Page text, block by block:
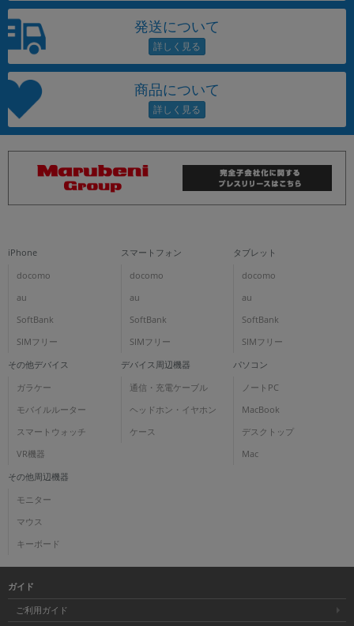
発送について
商品について
iPhone
docomo
au
SoftBank
SIMフリー
スマートフォン
docomo
au
SoftBank
SIMフリー
タブレット
docomo
au
SoftBank
SIMフリー
その他デバイス
ガラケー
モバイルルーター
スマートウォッチ
VR機器
デバイス周辺機器
通信・充電ケーブル
ヘッドホン・イヤホン
ケース
パソコン
ノートPC
MacBook
デスクトップ
Mac
その他周辺機器
モニター
マウス
キーボード
ガイド
ご利用ガイド